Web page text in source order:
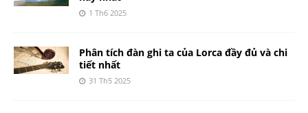
1 Th6 2025
Phân tích đàn ghi ta của Lorca đầy đủ và chi
tiết nhất
31 Th5 2025